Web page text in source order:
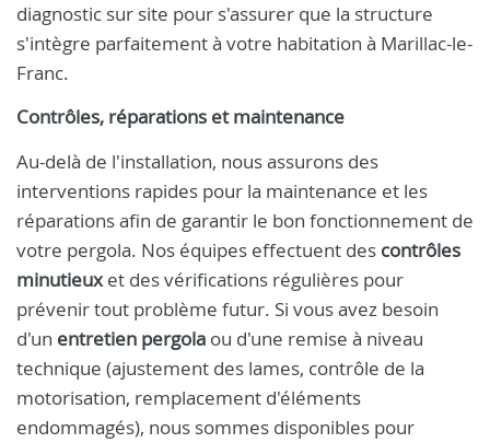
diagnostic sur site pour s'assurer que la structure
s'intègre parfaitement à votre habitation à Marillac-le-
Franc.
Contrôles, réparations et maintenance
Au-delà de l'installation, nous assurons des
interventions rapides pour la maintenance et les
réparations afin de garantir le bon fonctionnement de
votre pergola. Nos équipes effectuent des contrôles
minutieuxet des vérifications régulières pour
prévenir tout problème futur. Si vous avez besoin
d'un entretien pergola ou d'une remise à niveau
technique (ajustement des lames, contrôle de la
motorisation, remplacement d'éléments
endommagés), nous sommes disponibles pour